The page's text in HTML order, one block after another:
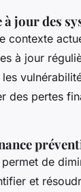
jour des
contexte
à jour
des pertes
permet de
et